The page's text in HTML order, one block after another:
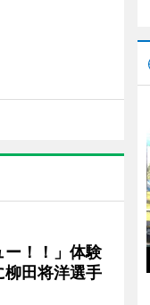
ー！！」体験
田将洋選手